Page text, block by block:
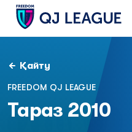
Қайту
FREEDOM QJ LEAGUE
Тараз 2010